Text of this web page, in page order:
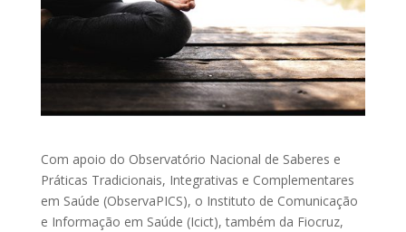
Com apoio do Observatório Nacional de Saberes e
Práticas Tradicionais, Integrativas e Complementares
em Saúde (ObservaPICS), o Instituto de Comunicação
e Informação em Saúde (Icict), também da Fiocruz,